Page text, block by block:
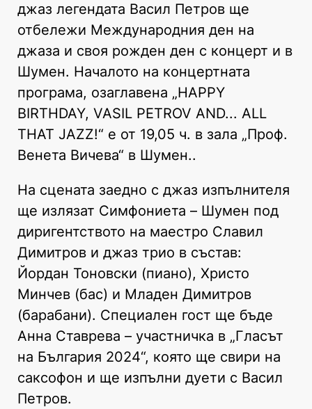
джаз легендата Васил Петров ще
отбележи Международния ден на
джаза и своя рожден ден с концерт и в
Шумен. Началото на концертната
програма, озаглавена „HAPPY
BIRTHDAY, VASIL PETROV AND... ALL
THAT JAZZ!“ е от 19,05 ч. в зала „Проф.
Венета Вичева“ в Шумен..
На сцената заедно с джаз изпълнителя
ще излязат Симфониета – Шумен под
диригентството на маестро Славил
Димитров и джаз трио в състав:
Йордан Тоновски (пиано), Христо
Минчев (бас) и Младен Димитров
(барабани). Специален гост ще бъде
Анна Ставрева – участничка в „Гласът
на България 2024“, която ще свири на
саксофон и ще изпълни дуети с Васил
Петров.